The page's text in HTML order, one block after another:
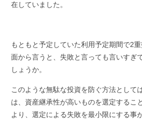
在していました。
もともと予定していた利用予定期間で2
面から言うと、失敗と言っても言いすぎ
しょうか。
このような無駄な投資を防ぐ方法として
は、資産継承性が高いものを選定するこ
より、選定による失敗を最小限にする事